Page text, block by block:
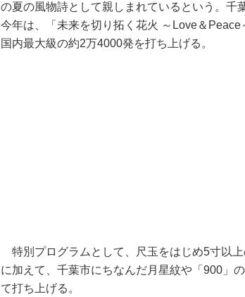
の夏の風物詩として親しまれているという。千
今年は、「未来を切り拓く花火 ～Love＆
国内最大級の約2万4000発を打ち上げる。
特別プログラムとして、尺玉をはじめ5寸以
に加えて、千葉市にちなんだ月星紋や「900」
て打ち上げる。